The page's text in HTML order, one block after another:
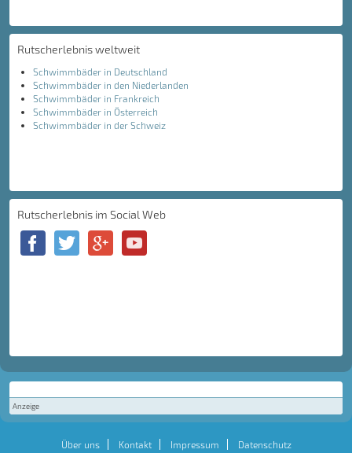
Rutscherlebnis weltweit
Schwimmbäder in Deutschland
Schwimmbäder in den Niederlanden
Schwimmbäder in Frankreich
Schwimmbäder in Österreich
Schwimmbäder in der Schweiz
Rutscherlebnis im Social Web
Anzeige
Über uns Kontakt Impressum Datenschutz